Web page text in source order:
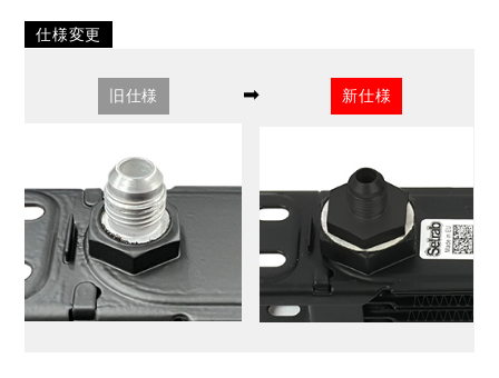
仕様変更
旧仕様 ➡ 新仕様